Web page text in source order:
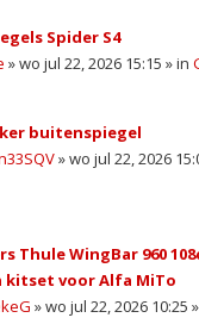
Spider S4
» wo jul 22, 2026 15:15 » in
buitenspiegel
» wo jul 22, 2026
Thule WingBar 960
kitset voor Alfa MiTo
» wo jul 22, 2026 10:25